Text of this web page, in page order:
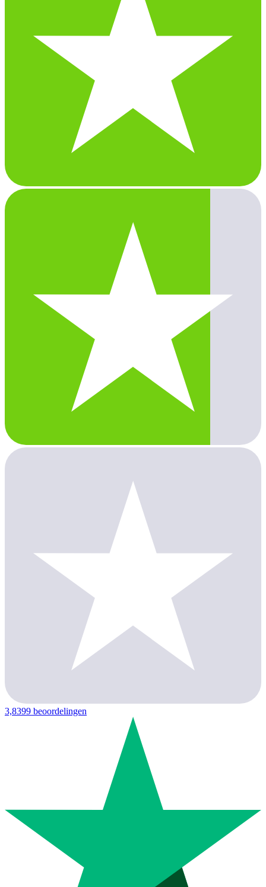
3,8399 beoordelingen